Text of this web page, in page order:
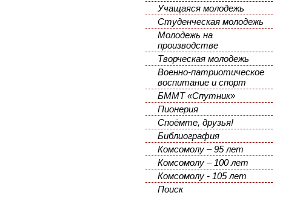
Учащаяся молодежь
Студенческая молодежь
Молодежь на
производстве
Творческая молодежь
Военно-патриотическое
воспитание и спорт
БММТ «Спутник»
Пионерия
Споёмте, друзья!
Библиография
Комсомолу – 95 лет
Комсомолу – 100 лет
Комсомолу - 105 лет
Поиск